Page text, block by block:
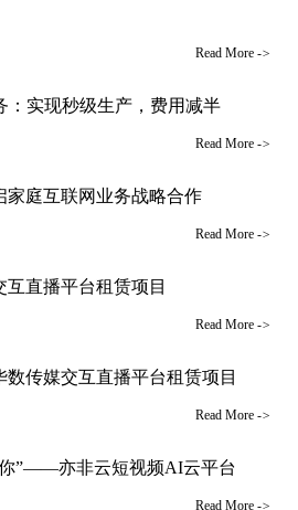
Read More ->
：实现秒级生产，费用减半
Read More ->
家庭互联网业务战略合作
Read More ->
直播平台租赁项目
Read More ->
数传媒交互直播平台租赁项目
Read More ->
”——亦非云短视频AI云平台
Read More ->